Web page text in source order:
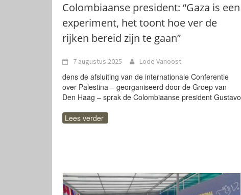
Colombiaanse president: “Gaza is een
experiment, het toont hoe ver de
rijken bereid zijn te gaan”
7 augustus 2025 Lode Vanoost
dens de afsluiting van de internationale Conferentie
over Palestina – georganiseerd door de Groep van
Den Haag – sprak de Colombiaanse president Gustavo
Lees verder